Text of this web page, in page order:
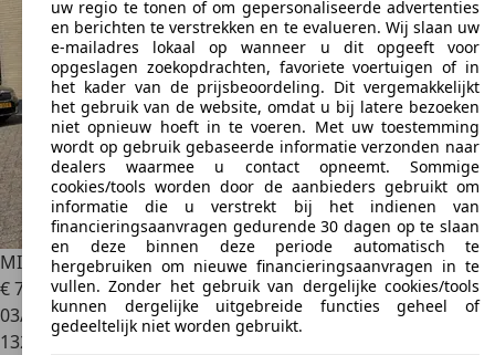
MINI Cooper S CabrioMini 1.6 Chili, Leer, Navi , 184 pk !
€ 7.950
03/2011
132.321 km
uw regio te tonen of om gepersonaliseerde advertenties
en berichten te verstrekken en te evalueren. Wij slaan uw
e-mailadres lokaal op wanneer u dit opgeeft voor
opgeslagen zoekopdrachten, favoriete voertuigen of in
het kader van de prijsbeoordeling. Dit vergemakkelijkt
het gebruik van de website, omdat u bij latere bezoeken
niet opnieuw hoeft in te voeren. Met uw toestemming
wordt op gebruik gebaseerde informatie verzonden naar
dealers waarmee u contact opneemt. Sommige
cookies/tools worden door de aanbieders gebruikt om
informatie die u verstrekt bij het indienen van
financieringsaanvragen gedurende 30 dagen op te slaan
en deze binnen deze periode automatisch te
hergebruiken om nieuwe financieringsaanvragen in te
vullen. Zonder het gebruik van dergelijke cookies/tools
kunnen dergelijke uitgebreide functies geheel of
gedeeltelijk niet worden gebruikt.